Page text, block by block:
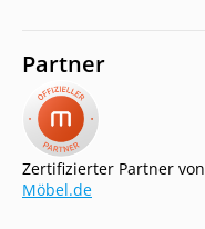
Partner
Zertifizierter Partner von
Möbel.de